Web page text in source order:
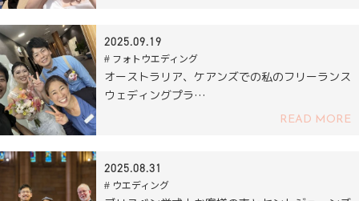
2025.09.19
# フォトウエディング
オーストラリア、ケアンズでの私のフリーランス
ウェディングプラ…
READ MORE
2025.08.31
# ウエディング